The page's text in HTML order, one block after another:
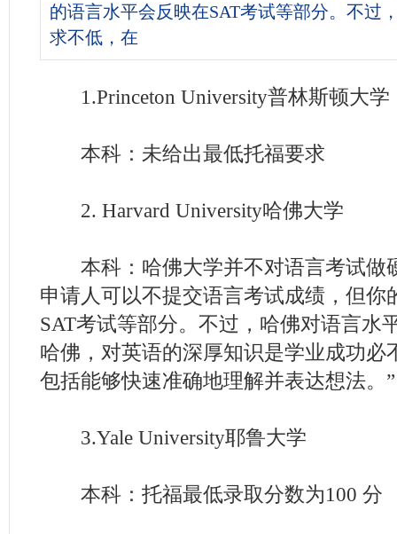
的语言水平会反映在SAT考试等部分。不过
求不低，在
1.Princeton University普林斯顿大学
本科：未给出最低托福要求
2. Harvard University哈佛大学
本科：哈佛大学并不对语言考试做
申请人可以不提交语言考试成绩，但你
SAT考试等部分。不过，哈佛对语言水
哈佛，对英语的深厚知识是学业成功必
包括能够快速准确地理解并表达想法。”
3.Yale University耶鲁大学
本科：托福最低录取分数为100 分